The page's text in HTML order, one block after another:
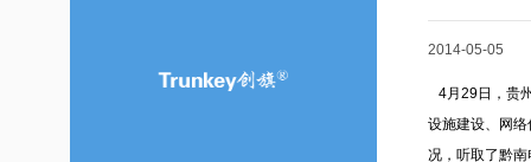
2014-05-05
4月29日，贵
设施建设、网
况，听取了黔